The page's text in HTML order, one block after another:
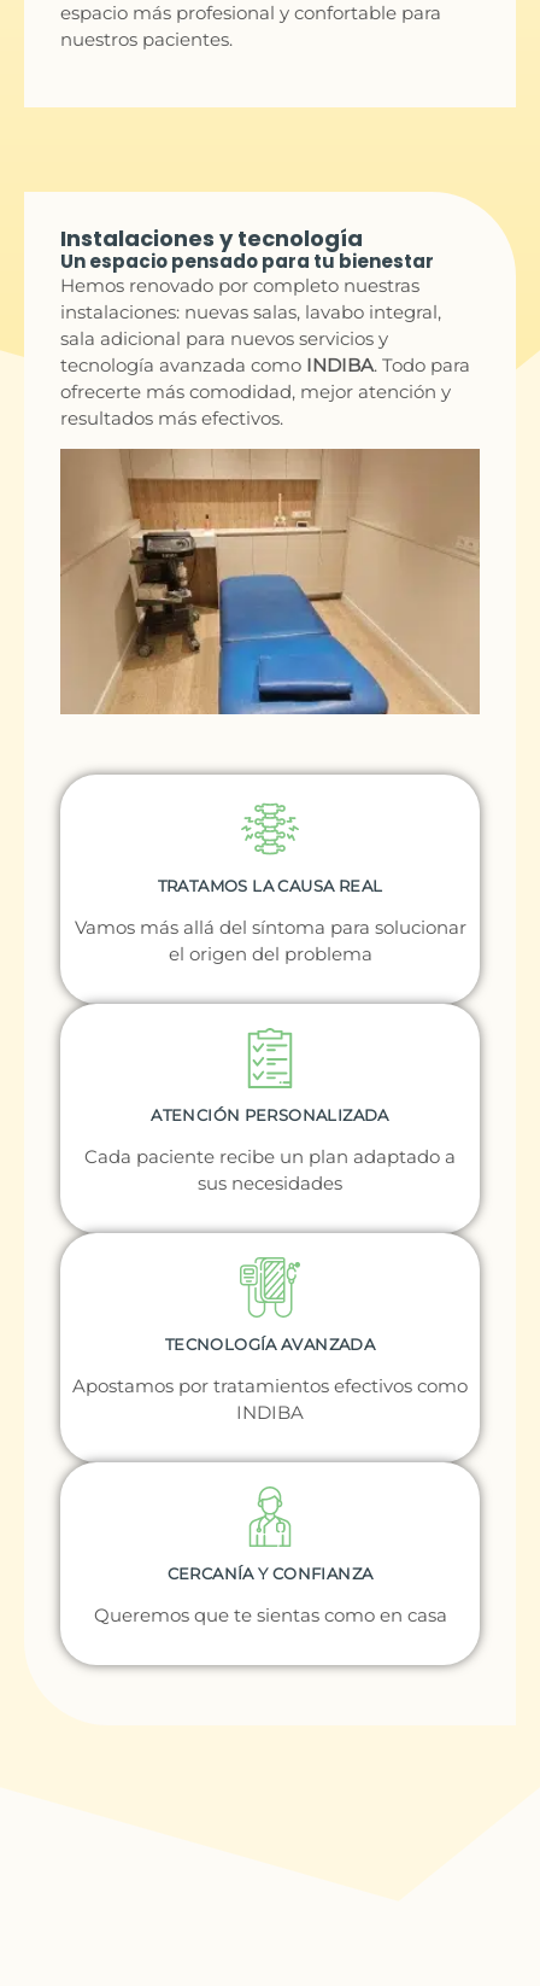
espacio más profesional y confortable para
nuestros pacientes.
Instalaciones y tecnología
Un espacio pensado para tu bienestar
Hemos renovado por completo nuestras
instalaciones: nuevas salas, lavabo integral,
sala adicional para nuevos servicios y
tecnología avanzada como INDIBA. Todo para
ofrecerte más comodidad, mejor atención y
resultados más efectivos.
TRATAMOS LA CAUSA REAL
Vamos más allá del síntoma para solucionar
el origen del problema
ATENCIÓN PERSONALIZADA
Cada paciente recibe un plan adaptado a
sus necesidades
TECNOLOGÍA AVANZADA
Apostamos por tratamientos efectivos como
INDIBA
CERCANÍA Y CONFIANZA
Queremos que te sientas como en casa